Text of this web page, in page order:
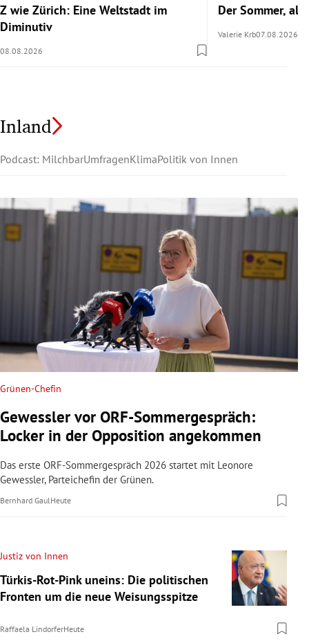
Z wie Zürich: Eine Weltstadt im
Diminutiv
08.08.2026
Der Sommer,
Valerie Krb07.08.2026
Inland
Podcast: MilchbarUmfragenKlimaPolitik von Innen
Grünen-Chefin
Gewessler vor ORF-Sommergespräch:
Locker in der Opposition angekommen
Das erste ORF-Sommergespräch 2026 startet mit Leonore
Gewessler, Parteichefin der Grünen.
Bernhard GaulHeute
Justiz von Innen
Türkis-Rot-Pink uneins: Die politischen
Fronten um die neue Weisungsspitze
Raffaela LindorferHeute